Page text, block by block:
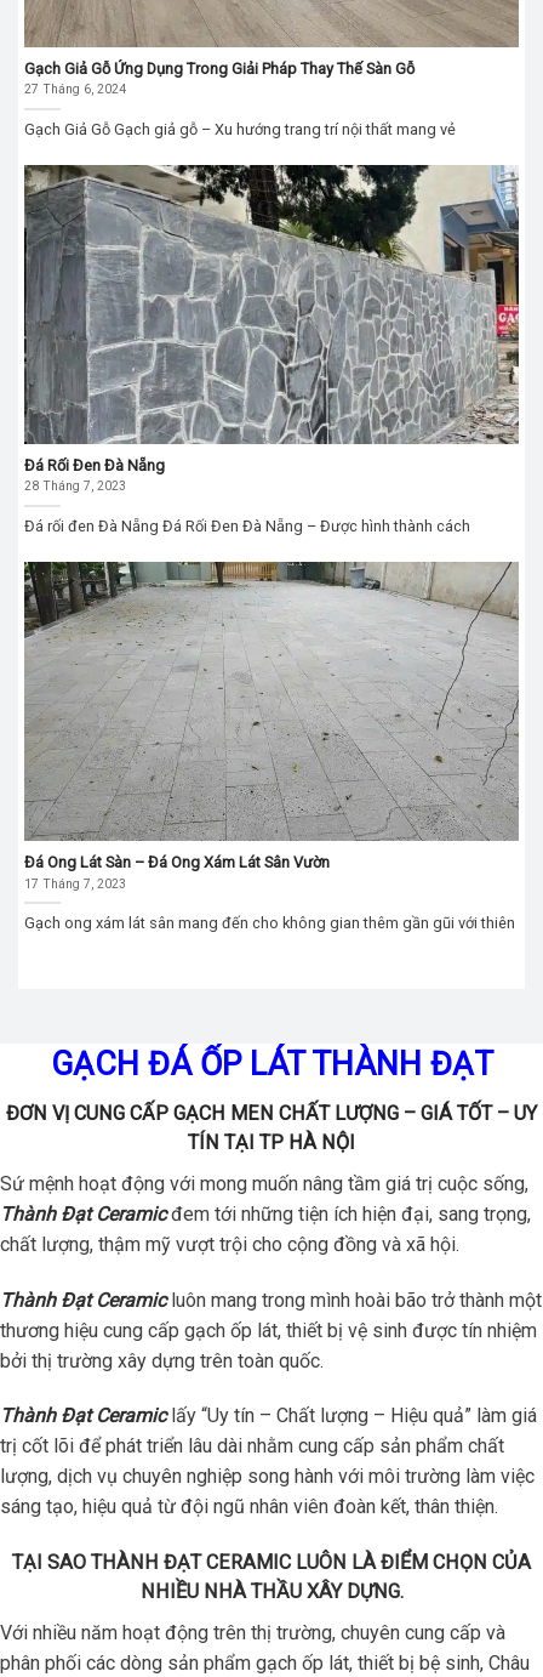
Gạch Giả Gỗ Ứng Dụng Trong Giải Pháp Thay Thế Sàn Gỗ
27 Tháng 6, 2024
Gạch Giả Gỗ Gạch giả gỗ – Xu hướng trang trí nội thất mang vẻ
Đá Rối Đen Đà Nẵng
28 Tháng 7, 2023
Đá rối đen Đà Nẵng Đá Rối Đen Đà Nẵng – Được hình thành cách
Đá Ong Lát Sàn – Đá Ong Xám Lát Sân Vườn
17 Tháng 7, 2023
Gạch ong xám lát sân mang đến cho không gian thêm gần gũi với thiên
GẠCH ĐÁ ỐP LÁT THÀNH ĐẠT
ĐƠN VỊ CUNG CẤP GẠCH MEN CHẤT LƯỢNG – GIÁ TỐT – UY
TÍN TẠI TP HÀ NỘI
Sứ mệnh hoạt động với mong muốn nâng tầm giá trị cuộc sống,
Thành Đạt Ceramicđem tới những tiện ích hiện đại, sang trọng,
chất lượng, thậm mỹ vượt trội cho cộng đồng và xã hội.
Thành Đạt Ceramicluôn mang trong mình hoài bão trở thành một
thương hiệu cung cấp gạch ốp lát, thiết bị vệ sinh được tín nhiệm
bởi thị trường xây dựng trên toàn quốc.
Thành Đạt Ceramiclấy “Uy tín – Chất lượng – Hiệu quả” làm giá
trị cốt lõi để phát triển lâu dài nhằm cung cấp sản phẩm chất
lượng, dịch vụ chuyên nghiệp song hành với môi trường làm việc
sáng tạo, hiệu quả từ đội ngũ nhân viên đoàn kết, thân thiện.
TẠI SAO THÀNH ĐẠT CERAMIC LUÔN LÀ ĐIỂM CHỌN CỦA
NHIỀU NHÀ THẦU XÂY DỰNG.
Với nhiều năm hoạt động trên thị trường, chuyên cung cấp và
phân phối các dòng sản phẩm gạch ốp lát, thiết bị bệ sinh, Châu